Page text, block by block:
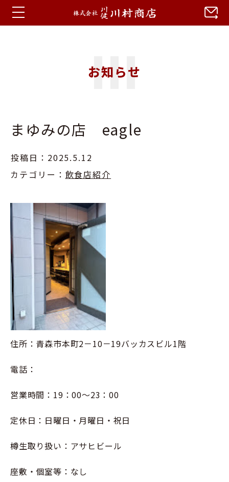
会社概要
アクセス
お知らせ
まゆみの店 eagle
投稿日：2025.5.12
カテゴリー： 飲食店紹介
住所：青森市本町2－10－19バッカスビル1階
電話：
営業時間：19：00～23：00
定休日：日曜日・月曜日・祝日
樽生取り扱い：アサヒビール
座敷・個室等：なし